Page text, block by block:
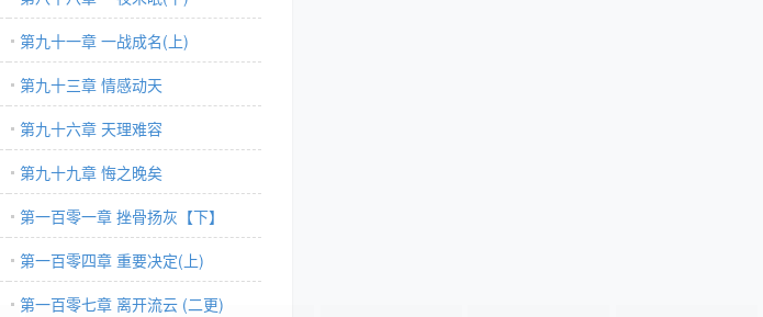
第九十一章 一战成名(上)
第九十三章 情感动天
第九十六章 天理难容
第九十九章 悔之晚矣
第一百零一章 挫骨扬灰【下】
第一百零四章 重要决定(上)
第一百零七章 离开流云 (二更)